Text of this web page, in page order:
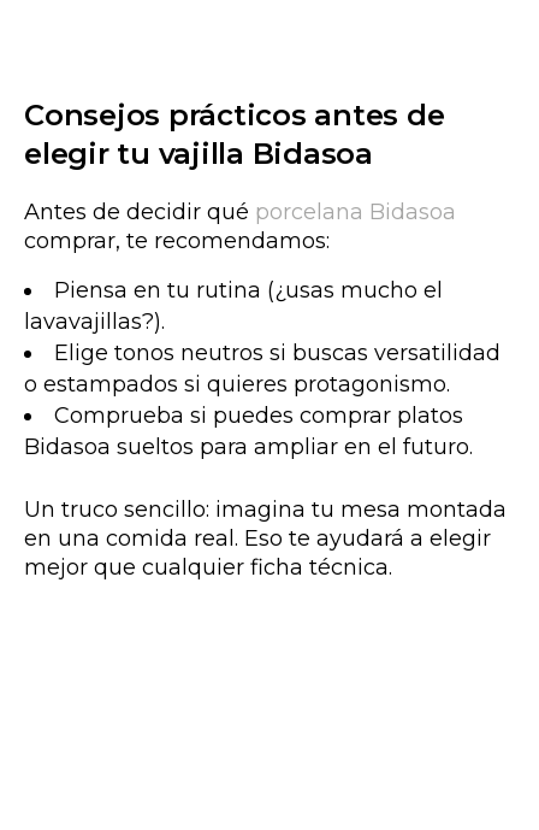
Consejos prácticos antes de
elegir tu vajilla Bidasoa
Antes de decidir qué porcelana Bidasoa
comprar, te recomendamos:
Piensa en tu rutina (¿usas mucho el
lavavajillas?).
Elige tonos neutros si buscas versatilidad
o estampados si quieres protagonismo.
Comprueba si puedes comprar platos
Bidasoa sueltos para ampliar en el futuro.
Un truco sencillo: imagina tu mesa montada
en una comida real. Eso te ayudará a elegir
mejor que cualquier ficha técnica.